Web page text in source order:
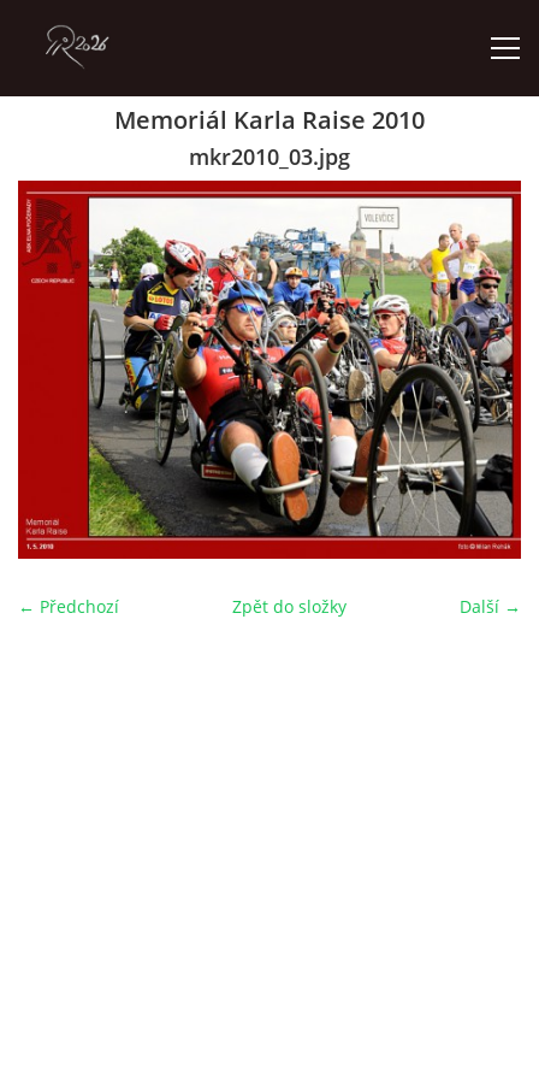
GALERIE
KONTAKT
© 2026 eStránky.cz
Memoriál Karla Raise 2010
mkr2010_03.jpg
← Předchozí Další →
Zpět do složky